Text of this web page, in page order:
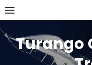
Skip
to
contentTurango